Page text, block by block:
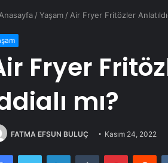
Anasayfa /Yaşam / Air Fryer Fritözler
Fryer
mı?
FATMA EFSUN BULUÇ Kasım 24, 2022
FacebookTwitter LinkedInTumblr Pinterest